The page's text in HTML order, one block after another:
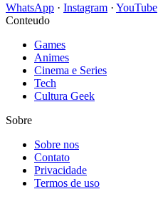
WhatsApp · Instagram · YouTube
Conteudo
Games
Animes
Cinema e Series
Tech
Cultura Geek
Sobre
Sobre nos
Contato
Privacidade
Termos de uso